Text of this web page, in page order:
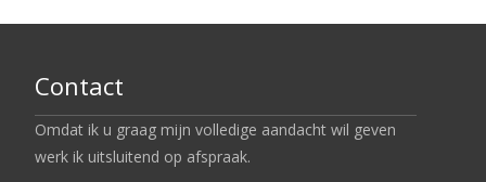
Contact
Omdat ik u graag mijn volledige aandacht wil geven
werk ik uitsluitend op afspraak.